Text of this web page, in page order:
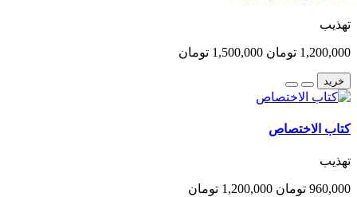
تهذیب
1,200,000 تومان 1,500,000 تومان
خرید
کتاب الاختصاص
تهذیب
960,000 تومان 1,200,000 تومان